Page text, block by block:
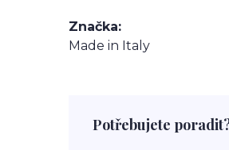
Značka
Made in Italy
Potřebujete